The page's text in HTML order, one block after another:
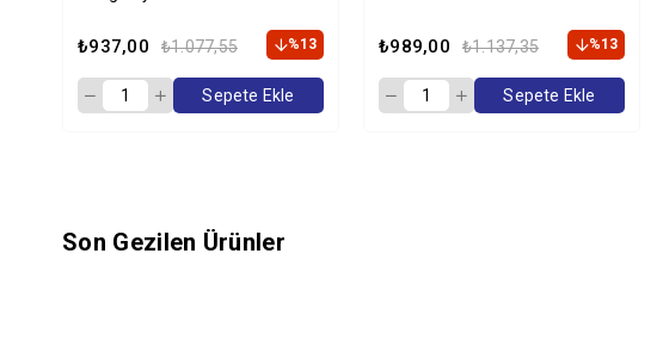
₺937,00 ₺1.077,55 %13
Sepete Ekle
₺989,00 ₺1.137,35 %13
Sepete Ekle
Son Gezilen Ürünler